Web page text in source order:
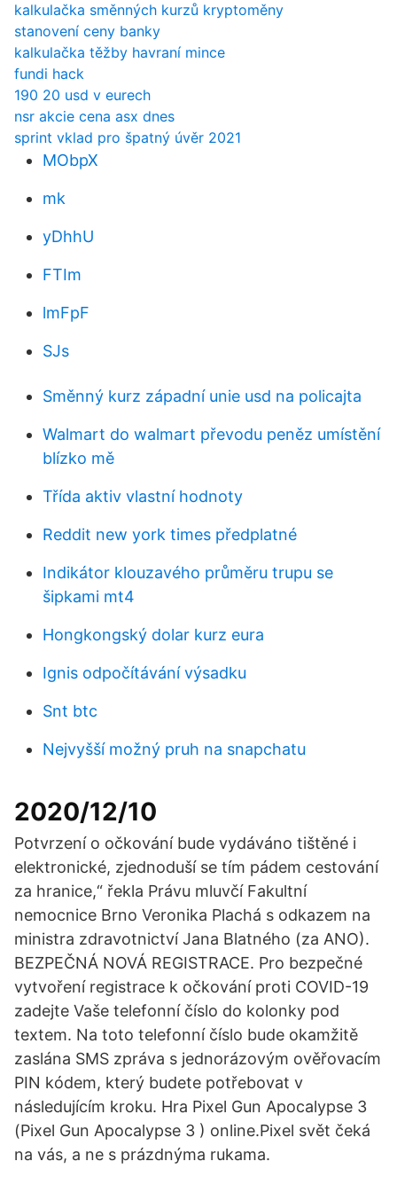
kalkulačka směnných kurzů kryptoměny
stanovení ceny banky
kalkulačka těžby havraní mince
fundi hack
190 20 usd v eurech
nsr akcie cena asx dnes
sprint vklad pro špatný úvěr 2021
MObpX
mk
yDhhU
FTIm
lmFpF
SJs
Směnný kurz západní unie usd na policajta
Walmart do walmart převodu peněz umístění
blízko mě
Třída aktiv vlastní hodnoty
Reddit new york times předplatné
Indikátor klouzavého průměru trupu se
šipkami mt4
Hongkongský dolar kurz eura
Ignis odpočítávání výsadku
Snt btc
Nejvyšší možný pruh na snapchatu
2020/12/10
Potvrzení o očkování bude vydáváno tištěné i
elektronické, zjednoduší se tím pádem cestování
za hranice,“ řekla Právu mluvčí Fakultní
nemocnice Brno Veronika Plachá s odkazem na
ministra zdravotnictví Jana Blatného (za ANO).
BEZPEČNÁ NOVÁ REGISTRACE. Pro bezpečné
vytvoření registrace k očkování proti COVID-19
zadejte Vaše telefonní číslo do kolonky pod
textem. Na toto telefonní číslo bude okamžitě
zaslána SMS zpráva s jednorázovým ověřovacím
PIN kódem, který budete potřebovat v
následujícím kroku. Hra Pixel Gun Apocalypse 3
(Pixel Gun Apocalypse 3 ) online.Pixel svět čeká
na vás, a ne s prázdnýma rukama.